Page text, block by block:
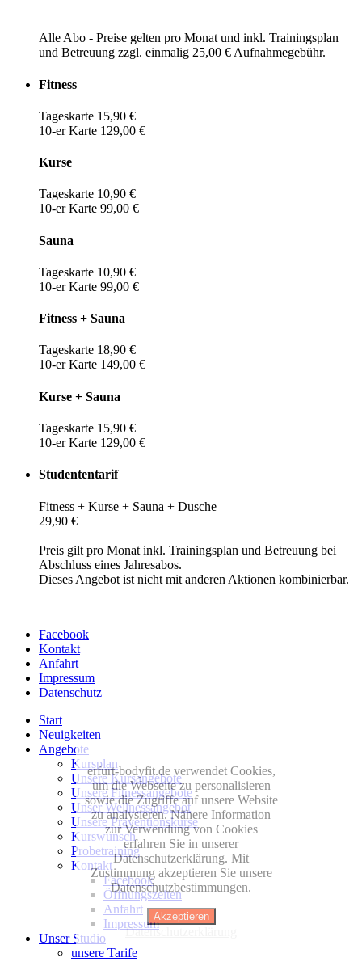
Alle Abo - Preise gelten pro Monat und inkl. Trainingsplan
und Betreuung zzgl. einmalig 25,00 € Aufnahmegebühr.
Fitness
Tageskarte 15,90 €
10-er Karte 129,00 €
Kurse
Tageskarte 10,90 €
10-er Karte 99,00 €
Sauna
Tageskarte 10,90 €
10-er Karte 99,00 €
Fitness + Sauna
Tageskarte 18,90 €
10-er Karte 149,00 €
Kurse + Sauna
Tageskarte 15,90 €
10-er Karte 129,00 €
Studententarif
Fitness + Kurse + Sauna + Dusche
29,90 €
Preis gilt pro Monat inkl. Trainingsplan und Betreuung bei
Abschluss eines Jahresabos.
Dieses Angebot ist nicht mit anderen Aktionen kombinierbar.
Facebook
Kontakt
Anfahrt
Impressum
Datenschutz
Start
Neuigkeiten
Angebote
Kursplan
Unsere Kursangebote
Unsere Fitnessangebote
Unser Wellnessangebot
Unsere Präventionskurse
Kurswunsch
Probetraining
Kontakt
Facebook
Öffnungszeiten
Anfahrt
Impressum
Unser Studio
unsere Tarife
erfurt-bodyfit.de verwendet Cookies,
um die Webseite zu personalisieren
sowie die Zugriffe auf unsere Website
zu analysieren. Nähere Information
zur Verwendung von Cookies
erfahren Sie in unserer
Datenschutzerklärung. Mit
Zustimmung akzeptieren Sie unsere
Datenschutzbestimmungen.
Akzeptieren
Datenschutzerklärung